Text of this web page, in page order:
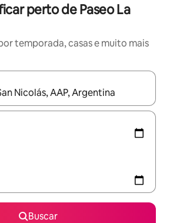
perto de Paseo La
temporada, casas e muito mais
estiverem disponíveis, explore-os
Buscar